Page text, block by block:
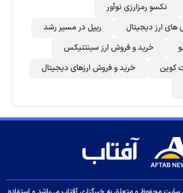
نکسو رمزارزی نوآور
ارز دیجیتال
ریپل در مسیر رشد
خرید و فروش ارز سینتتیکس
کوین
خرید و فروش ارزهای دیجیتال